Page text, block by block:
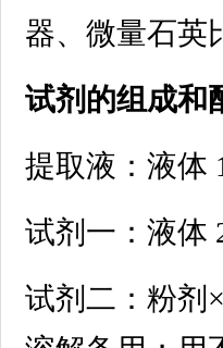
器、微量石英
试剂的组成和
提取液：液体
试剂一：液体
试剂二：粉剂